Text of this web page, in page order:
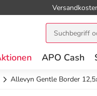
APO Cash
Allevyn Gentle Border